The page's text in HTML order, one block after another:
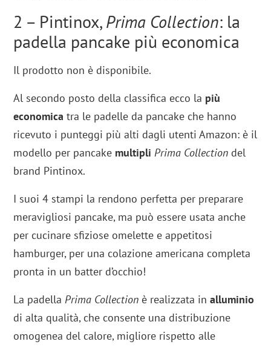
2 – Pintinox,Prima Collection: la
padella pancake più economica
Il prodotto non è disponibile.
Al secondo posto della classifica ecco la più
economica tra le padelle da pancake che hanno
ricevuto i punteggi più alti dagli utenti Amazon: è il
modello per pancake multipli Prima Collection del
brand Pintinox.
I suoi 4 stampi la rendono perfetta per preparare
meravigliosi pancake, ma può essere usata anche
per cucinare sfiziose omelette e appetitosi
hamburger, per una colazione americana completa
pronta in un batter d’occhio!
La padellaPrima Collection è realizzata inalluminio
di alta qualità, che consente una distribuzione
omogenea del calore, migliore rispetto alle